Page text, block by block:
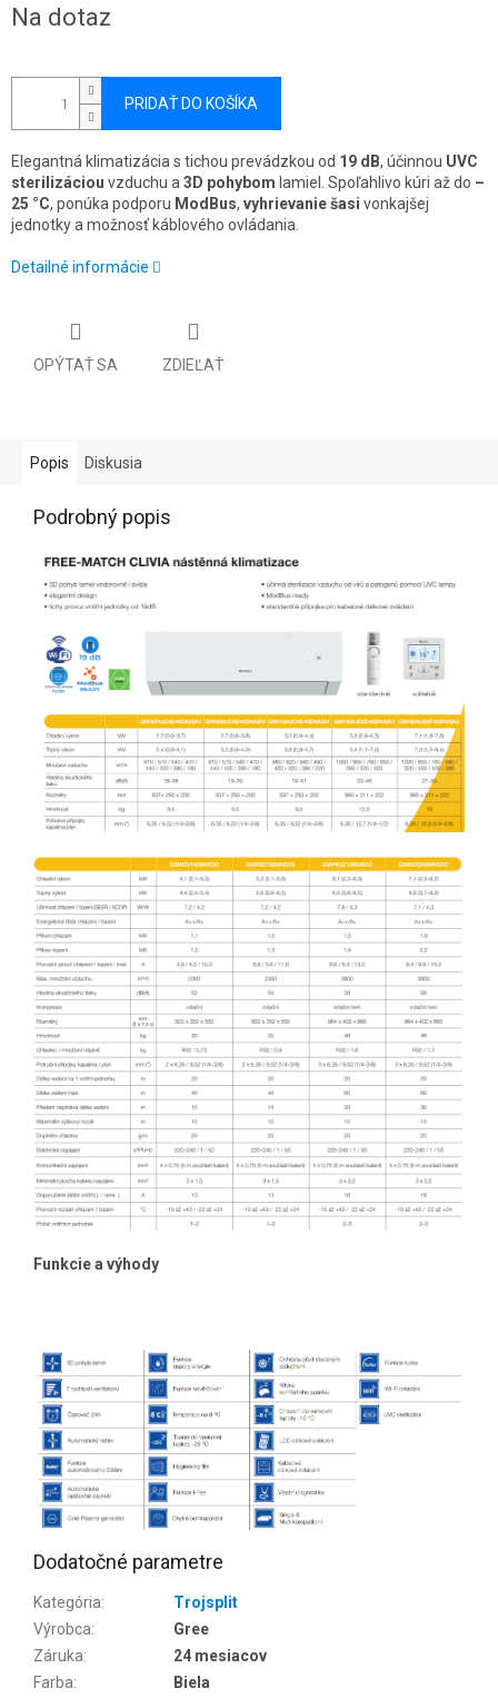
cena:
Na dotaz
PRIDAŤ DO KOŠÍKA
Elegantná klimatizácia s tichou prevádzkou od 19 dB, účinnou UVC
sterilizáciou vzduchu a3D pohybom lamiel. Spoľahlivo kúri až do –
25 °C, ponúka podporu ModBus, vyhrievanie šasi vonkajšej
jednotky a možnosť káblového ovládania.
Detailné informácie
OPÝTAŤ SA ZDIEĽAŤ
Popis Diskusia
Podrobný popis
Funkcie a výhody
Dodatočné parametre
Kategória:
Trojsplit
Výrobca:
Gree
Záruka:
24 mesiacov
Farba:
Biela